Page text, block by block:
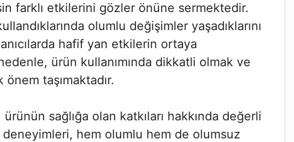
farklı etkilerini gözler önüne sermektedir.
olumlu değişimler yaşadıklarını
hafif yan etkilerin ortaya
ürün kullanımında dikkatli olmak ve
taşımaktadır.
sağlığa olan katkıları hakkında değerli
deneyimleri, hem olumlu hem de olumsuz